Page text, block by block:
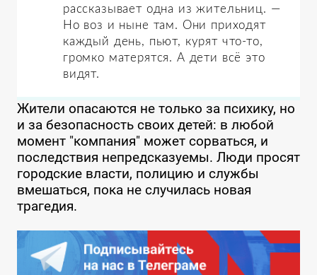
рассказывает одна из жительниц. —
Но воз и ныне там. Они приходят
каждый день, пьют, курят что-то,
громко матерятся. А дети всё это
видят.
Жители опасаются не только за психику, но
и за безопасность своих детей: в любой
момент "компания" может сорваться, и
последствия непредсказуемы. Люди просят
городские власти, полицию и службы
вмешаться, пока не случилась новая
трагедия.